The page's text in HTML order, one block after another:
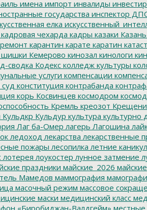
имена импорт инвалиды
государства инспектор
елка
кадровая чехарда кадры казаки Казань
карантин карате каратин
шишки Кемерово кинозал кинологи
сводка Кодекс колледж культуры
услуги компенсации
конституция контрабанда
корь Косвинцев космодром
Кремль креозот
Кульдкр Кульдур культура культурно
Лаг ба-Омер лагерь Лагошина
ледоход лекарства лекарственные
пожары лесопилка летние
лотерея лоукостер лунное затмение
праздники майские_2026
Мамедов маммография
масочный режим массовое
маски медицинский класс
«Биробиджан-Валдгейм» местные